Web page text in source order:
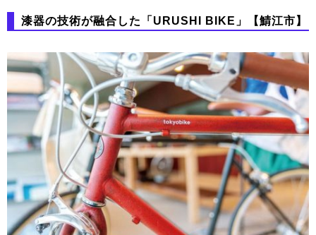
漆器の技術が融合した「URUSHI BIKE」【鯖江市】